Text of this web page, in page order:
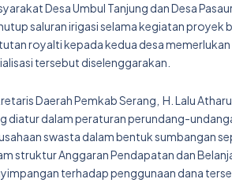
Desa Umbul Tanjung dan Desa
saluran irigasi selama kegiatan proyek
royalti kepada kedua desa
tersebut diselenggarakan.
Daerah Pemkab Serang, H. Lalu
diatur dalam peraturan perundang-
swasta dalam bentuk sumbangan
struktur Anggaran Pendapatan dan
terhadap penggunaan dana